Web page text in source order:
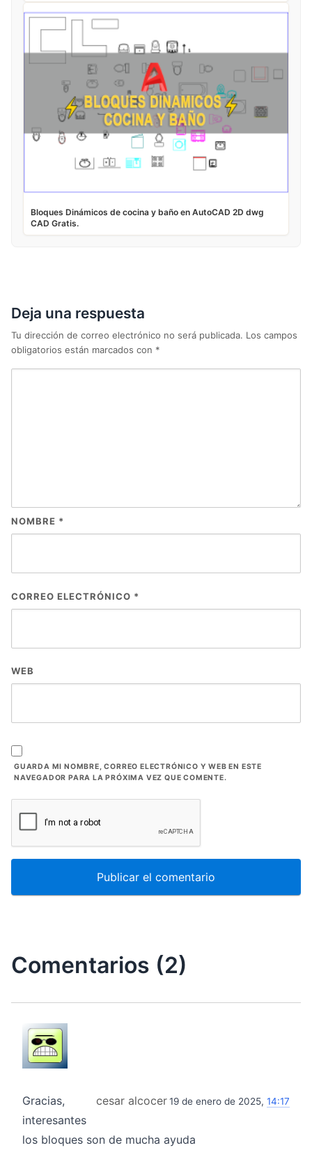
Bloques Dinámicos de cocina y baño en AutoCAD 2D dwg
CAD Gratis.
Deja una respuesta
Tu dirección de correo electrónico no será publicada. Los campos
obligatorios están marcados con *
NOMBRE *
CORREO ELECTRÓNICO *
WEB
GUARDA MI NOMBRE, CORREO ELECTRÓNICO Y WEB EN ESTE
NAVEGADOR PARA LA PRÓXIMA VEZ QUE COMENTE.
Comentarios (2)
cesar alcocer19 de enero de 2025, 14:17
Gracias,
interesantes
los bloques son de mucha ayuda